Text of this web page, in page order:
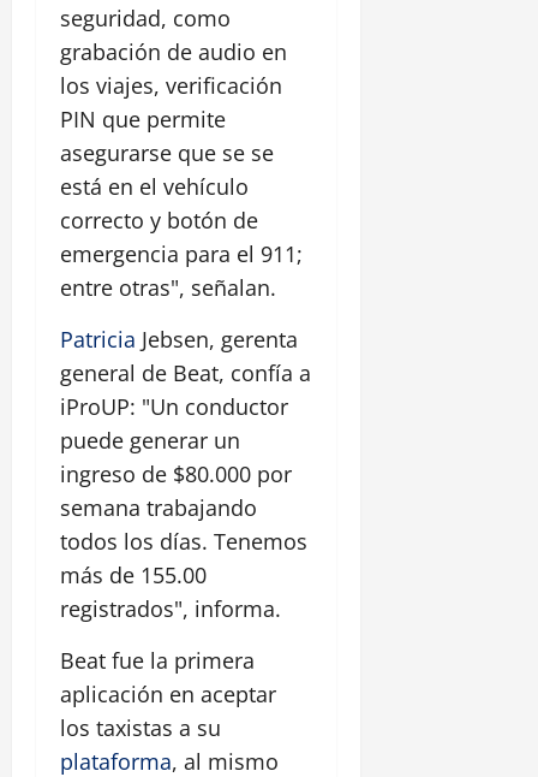
seguridad, como
grabación de audio en
los viajes, verificación
PIN que permite
asegurarse que se se
está en el vehículo
correcto y botón de
emergencia para el 911;
entre otras", señalan.
Patricia Jebsen, gerenta
general de Beat, confía a
iProUP: "Un conductor
puede generar un
ingreso de $80.000 por
semana trabajando
todos los días. Tenemos
más de 155.00
registrados", informa.
Beat fue la primera
aplicación en aceptar
los taxistas a su
plataforma, al mismo